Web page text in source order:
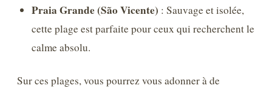
Praia Grande (São Vicente) : Sauvage et isolée,
cette plage est parfaite pour ceux qui recherchent le
calme absolu.
Sur ces plages, vous pourrez vous adonner à de